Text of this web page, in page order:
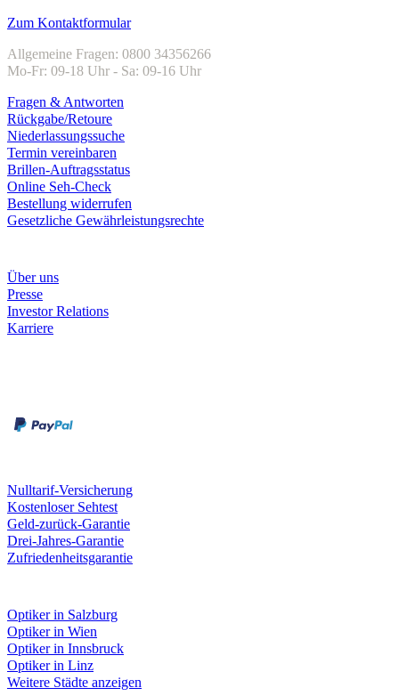
Zum Kontaktformular
Allgemeine Fragen: 0800 34356266
Mo-Fr: 09-18 Uhr - Sa: 09-16 Uhr
Fragen & Antworten
Rückgabe/Retoure
Niederlassungssuche
Termin vereinbaren
Brillen-Auftragsstatus
Online Seh-Check
Bestellung widerrufen
Gesetzliche Gewährleistungsrechte
Über uns
Presse
Investor Relations
Karriere
Nulltarif-Versicherung
Kostenloser Sehtest
Geld-zurück-Garantie
Drei-Jahres-Garantie
Zufriedenheitsgarantie
Optiker in Salzburg
Optiker in Wien
Optiker in Innsbruck
Optiker in Linz
Weitere Städte anzeigen